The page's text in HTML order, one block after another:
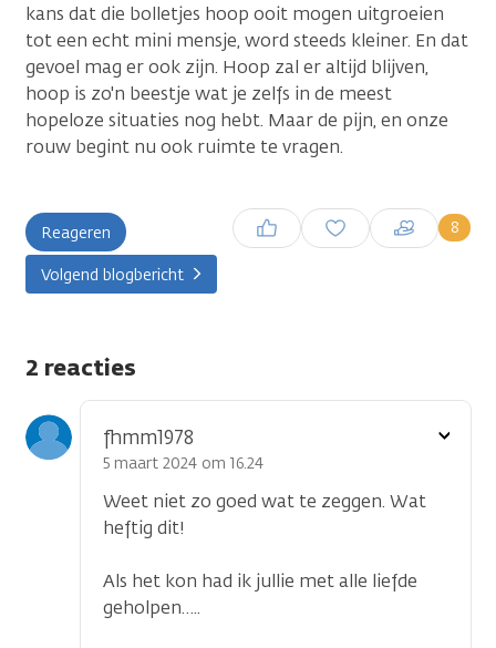
kans dat die bolletjes hoop ooit mogen uitgroeien
tot een echt mini mensje, word steeds kleiner. En dat
gevoel mag er ook zijn. Hoop zal er altijd blijven,
hoop is zo'n beestje wat je zelfs in de meest
hopeloze situaties nog hebt. Maar de pijn, en onze
rouw begint nu ook ruimte te vragen.
Reageren 8
Inloggen om een reactie te
plaatsen
Volgend blogbericht
2 reacties
fhmm1978
5 maart 2024 om 16.24
Weet niet zo goed wat te zeggen. Wat
heftig dit!
Als het kon had ik jullie met alle liefde
geholpen…..
Toon